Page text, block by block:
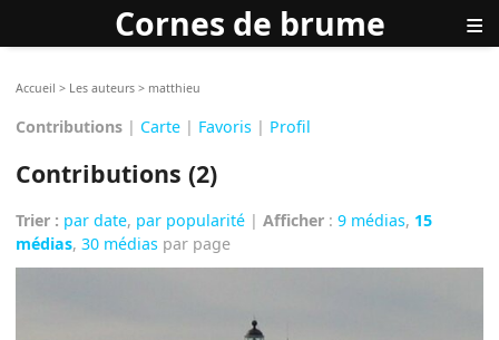
Cornes de brume ≡
Accueil > Les auteurs > matthieu
Contributions | Carte | Favoris | Profil
Contributions (2)
Trier : par date, par popularité |Afficher :9 médias, 15
médias,30 médias par page